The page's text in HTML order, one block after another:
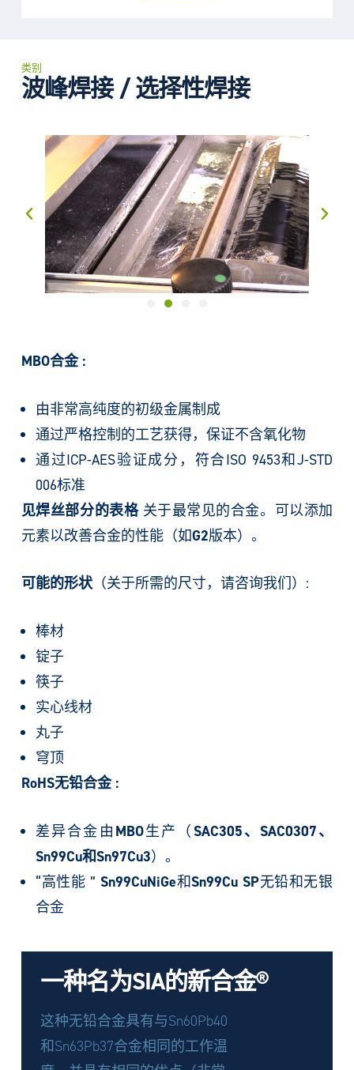
类别
波峰焊接 / 选择性焊接
MBO合金 :
由非常高纯度的初级金属制成
通过严格控制的工艺获得，保证不含氧化物
通过ICP-AES验证成分，符合ISO 9453和J-STD
006标准
见焊丝部分的表格 关于最常见的合金。可以添加
元素以改善合金的性能（如G2版本）。
可能的形状（关于所需的尺寸，请咨询我们）:
棒材
锭子
筷子
实心线材
丸子
穹顶
RoHS无铅合金 :
差异合金由 MBO生产（ SAC305、SAC0307、
Sn99Cu和Sn97Cu3）。
“高性能 ” Sn99CuNiGe和Sn99Cu SP无铅和无银
合金
一种名为SIA的新合金®
这种无铅合金具有与Sn60Pb40
和Sn63Pb37合金相同的工作温